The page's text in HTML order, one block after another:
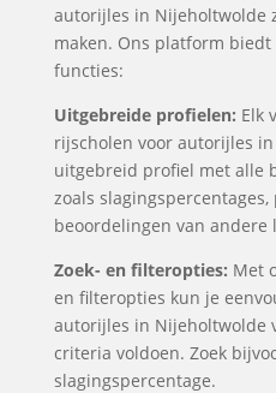
autorijles in Nijeholtwolde
maken. Ons platform
functies:
Uitgebreide profielen: Elk
rijscholen voor autorijles
uitgebreid profiel met alle
zoals
beoordelingen van andere
Zoek- en filteropties: Met
en filteropties kun je
autorijles in Nijeholtwolde
criteria voldoen. Zoek
slagingspercentage.